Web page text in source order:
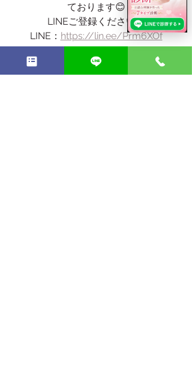
ております😊
LINEご登録ください🥰
LINE： https://lin.ee/Prm6XOf